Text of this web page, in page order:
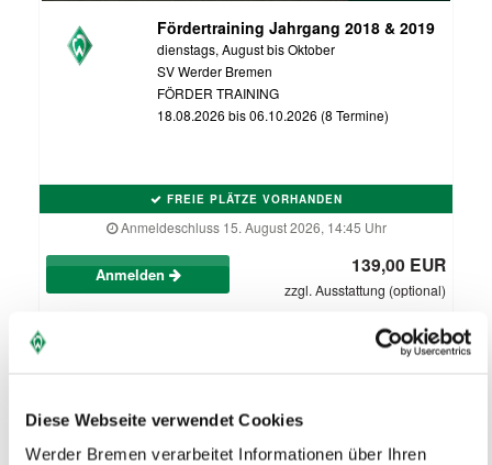
Diese Webseite verwendet Cookies
Werder Bremen verarbeitet Informationen über Ihren
Fördertraining Jahrgang 2018 & 2019
dienstags, August bis Oktober
SV Werder Bremen
FÖRDER TRAINING
18.08.2026 bis 06.10.2026 (8 Termine)
FREIE PLÄTZE VORHANDEN
Anmeldeschluss 15. August 2026, 14:45 Uhr
Anmelden 139,00 EUR
zzgl. Ausstattung (optional)